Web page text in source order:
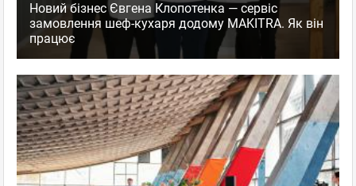
Новий бізнес Євгена Клопотенка — сервіс
замовлення шеф-кухаря додому MAKITRA. Як він
працює